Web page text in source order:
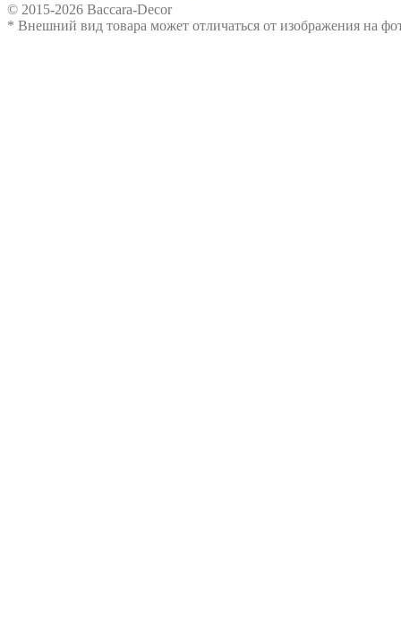
© 2015-2026 Baccara-Decor
* Внешний вид товара может отличаться от изображения на